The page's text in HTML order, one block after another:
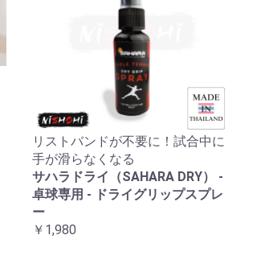
リストバンドが不要に！試合中に
手が滑らなくなる
サハラドライ（SAHARA DRY） -
卓球専用 - ドライグリップスプレ
ー
￥1,980